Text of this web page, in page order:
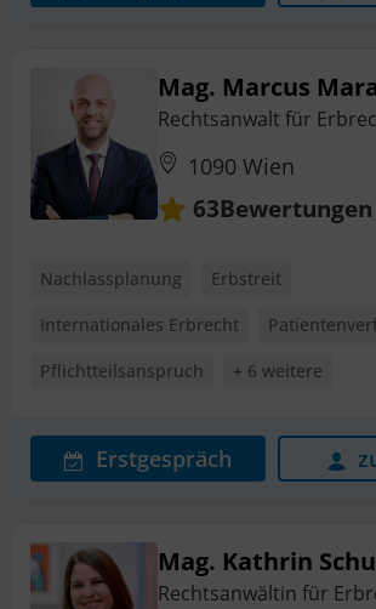
Mag. Marcus
Rechtsanwalt für
1090 Wien
63Bewertungen
Nachlassplanung
Erbstreit
Internationales Erbrecht
Pflichtteilsanspruch
+ 6 weitere
Erstgespräch
Mag. Kathrin
Rechtsanwältin für